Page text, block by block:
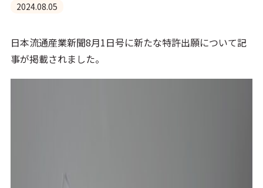
2024.08.05
日本流通産業新聞8月1日号に新たな特許出願について記
事が掲載されました。